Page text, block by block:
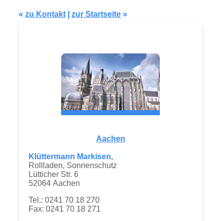
« zu Kontakt| zur Startseite»
Aachen
Klüttermann Markisen,
Rollladen, Sonnenschutz
Lütticher Str. 6
52064 Aachen
Tel.: 0241 70 18 270
Fax: 0241 70 18 271